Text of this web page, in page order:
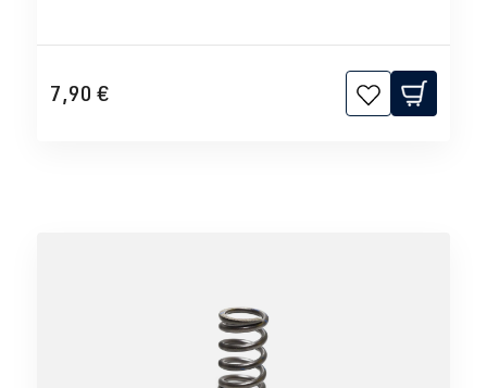
7,90 €